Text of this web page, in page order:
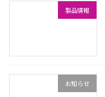
製品情報
お知らせ